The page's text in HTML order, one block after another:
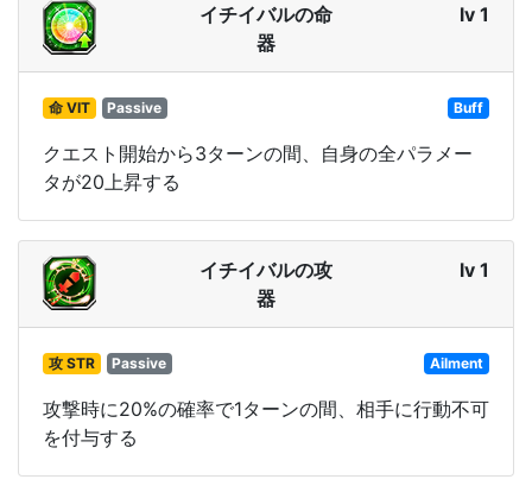
イチイバルの命
器
lv 1
命 VIT Passive Buff
クエスト開始から3ターンの間、自身の全パラメー
タが20上昇する
イチイバルの攻
器
lv 1
攻 STR Passive Ailment
攻撃時に20%の確率で1ターンの間、相手に行動不可
を付与する